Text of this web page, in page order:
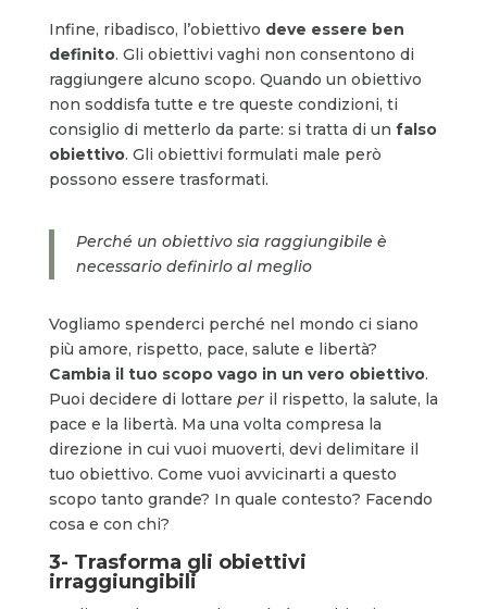
Infine, ribadisco, l’obiettivo deve essere ben
definito. Gli obiettivi vaghi non consentono di
raggiungere alcuno scopo. Quando un obiettivo
non soddisfa tutte e tre queste condizioni, ti
consiglio di metterlo da parte: si tratta di un falso
obiettivo. Gli obiettivi formulati male però
possono essere trasformati.
Perché un obiettivo sia raggiungibile è
necessario definirlo al meglio
Vogliamo spenderci perché nel mondo ci siano
più amore, rispetto, pace, salute e libertà?
Cambia il tuo scopo vago in un vero obiettivo.
Puoi decidere di lottare peril rispetto, la salute, la
pace e la libertà. Ma una volta compresa la
direzione in cui vuoi muoverti, devi delimitare il
tuo obiettivo. Come vuoi avvicinarti a questo
scopo tanto grande? In quale contesto? Facendo
cosa e con chi?
3- Trasforma gli obiettivi
irraggiungibili